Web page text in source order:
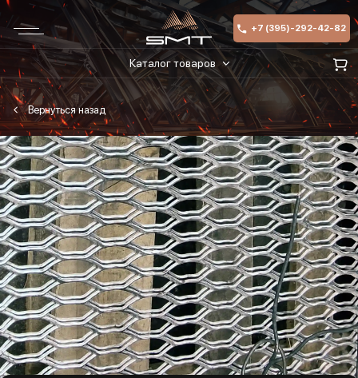
+7 (395)-292-42-82
Каталог товаров